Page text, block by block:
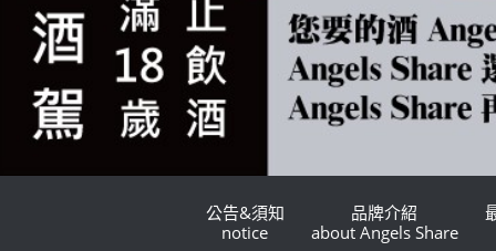
公告&須知
notice
品牌介紹
about Angels Share